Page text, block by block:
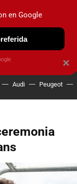
Audi Peugeot
×
en Google